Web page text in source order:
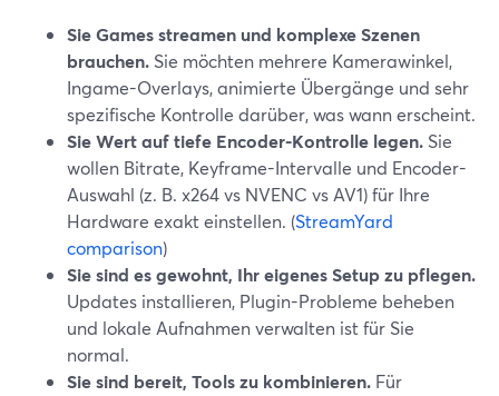
Sie Games streamen und komplexe Szenen
brauchen. Sie möchten mehrere Kamerawinkel,
Ingame-Overlays, animierte Übergänge und sehr
spezifische Kontrolle darüber, was wann erscheint.
Sie Wert auf tiefe Encoder-Kontrolle legen. Sie
wollen Bitrate, Keyframe-Intervalle und Encoder-
Auswahl (z. B. x264 vs NVENC vs AV1) für Ihre
Hardware exakt einstellen. (StreamYard
comparison)
Sie sind es gewohnt, Ihr eigenes Setup zu pflegen.
Updates installieren, Plugin-Probleme beheben
und lokale Aufnahmen verwalten ist für Sie
normal.
Sie sind bereit, Tools zu kombinieren. Für